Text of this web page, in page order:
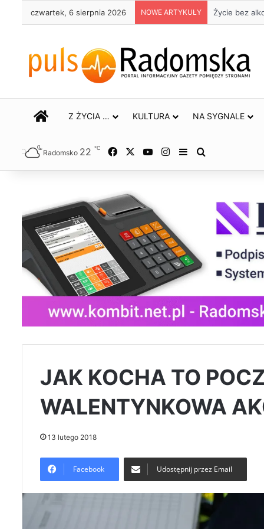
czwartek, 6 sierpnia 2026 NOWE ARTYKUŁY Trwa remont
STRONA GŁÓWNA
Z ŻYCIA … KULTURA NA SYGNALE
Radomsko 22 ℃ Facebook YouTubeInstagram
Sidebar
JAK KOCHA TO
WALENTYNKOWA
13 lutego 2018
Facebook Udostępnij przez Email